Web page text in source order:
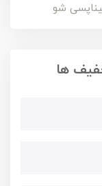
شو
ها